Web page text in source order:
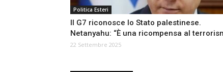
Politica Esteri
Il G7 riconosce lo Stato palestinese.
Netanyahu: “È una ricompensa al
22 Settembre 2025